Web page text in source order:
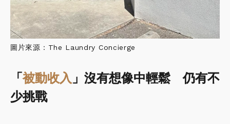
圖片來源：The Laundry Concierge
「被動收入 」沒有想像中輕鬆 仍有不
少挑戰